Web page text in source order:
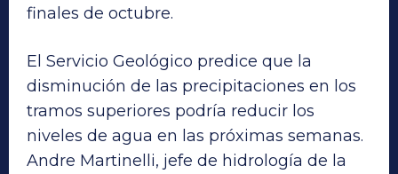
finales de octubre.
El Servicio Geológico predice que la
disminución de las precipitaciones en los
tramos superiores podría reducir los
niveles de agua en las próximas semanas.
Andre Martinelli, jefe de hidrología de la